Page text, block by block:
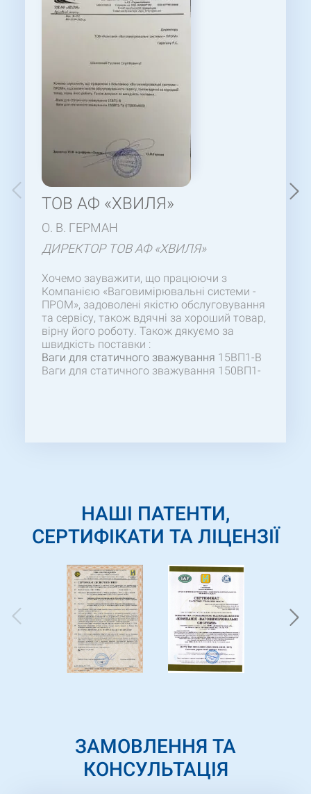
ТОВ АФ «ХВИЛЯ»
О. В. ГЕРМАН
ДИРЕКТОР ТОВ АФ «ХВИЛЯ»
Хочемо зауважити, що працюючи з
Компанією «Ваговимірювальні системи -
ПРОМ», задоволені якістю обслуговування
та сервісу, також вдячні за хороший товар,
вірну його роботу. Також дякуємо за
швидкість поставки :
Ваги для статичного зважування 15ВП1-В
Ваги для статичного зважування 150ВП1-
НАШІ ПАТЕНТИ,
СЕРТИФІКАТИ ТА ЛІЦЕНЗІЇ
ЗАМОВЛЕННЯ ТА
КОНСУЛЬТАЦІЯ